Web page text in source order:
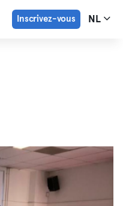
Inscrivez-vous NL